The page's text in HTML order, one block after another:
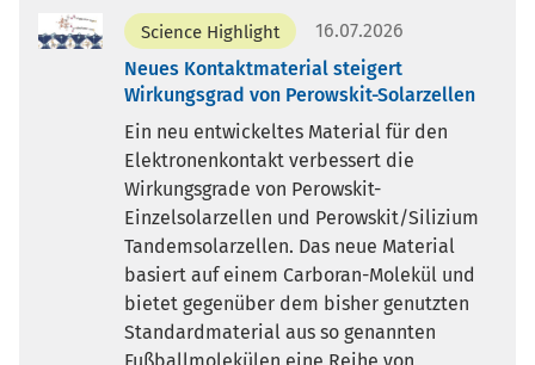
Science Highlight
16.07.2026
Neues Kontaktmaterial steigert
Wirkungsgrad von Perowskit-Solarzellen
Ein neu entwickeltes Material für den
Elektronenkontakt verbessert die
Wirkungsgrade von Perowskit-
Einzelsolarzellen und Perowskit/Silizium
Tandemsolarzellen. Das neue Material
basiert auf einem Carboran-Molekül und
bietet gegenüber dem bisher genutzten
Standardmaterial aus so genannten